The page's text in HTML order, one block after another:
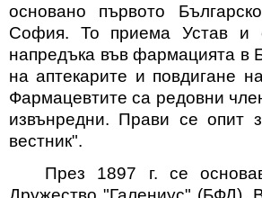
основано първото
София. То приема Устав и
напредъка във фармацията в
на аптекарите и повдигане
Фармацевтите са редовни
извънредни. Прави се опит
вестник".
През 1897 г. се